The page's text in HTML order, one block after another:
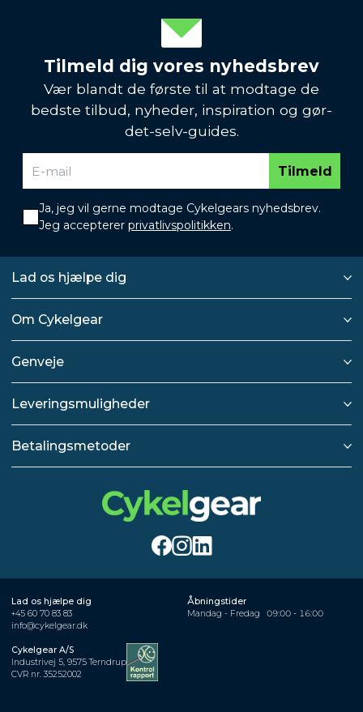
Tilmeld dig vores nyhedsbrev
Vær blandt de første til at modtage de
bedste tilbud, nyheder, inspiration og gør-
det-selv-guides.
Tilmeld
Ja, jeg vil gerne modtage Cykelgears nyhedsbrev.
Jeg accepterer privatlivspolitikken.
Lad os hjælpe dig
Om Cykelgear
Genveje
Leveringsmuligheder
Betalingsmetoder
Lad os hjælpe dig
+45 60 70 83 83
info@cykelgear.dk
Åbningstider
Mandag - Fredag
09:00 - 16:00
Cykelgear A/S
Industrivej 5, 9575 Terndrup
CVR nr. 35252002